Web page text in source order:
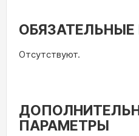
Отсутствуют.
ПАРАМЕТРЫ